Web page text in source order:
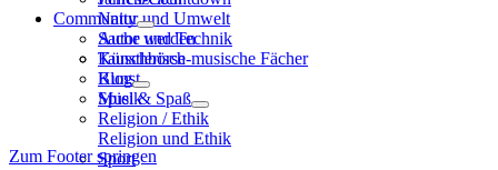
Natur und Umwelt
Sache und Technik
Künstlerisch-musische Fächer
Kunst
Musik
Religion / Ethik
Religion und Ethik
Sport
Community
Autor werden
Tauschbörse
Blog
Spiel & Spaß
Zum Footer springen